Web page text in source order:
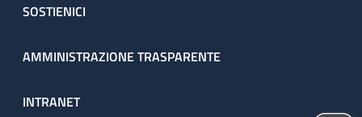
SOSTIENICI
AMMINISTRAZIONE TRASPARENTE
INTRANET